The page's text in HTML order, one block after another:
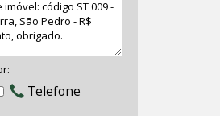
Telefone